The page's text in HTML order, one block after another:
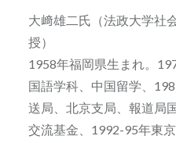
大﨑雄二氏（法政大学社
授）
1958年福岡県生まれ。
国語学科、中国留学、
送局、北京支局、報道局
交流基金、1992-95年東